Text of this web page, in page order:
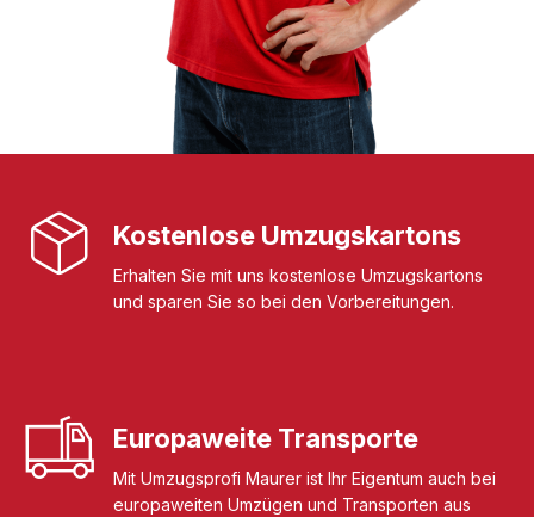
Kostenlose Umzugskartons
Erhalten Sie mit uns kostenlose Umzugskartons
und sparen Sie so bei den Vorbereitungen.
Europaweite Transporte
Mit Umzugsprofi Maurer ist Ihr Eigentum auch bei
europaweiten Umzügen und Transporten aus